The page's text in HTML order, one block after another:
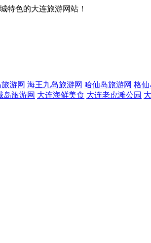
特色的大连旅游网站！
游网 海王九岛旅游网 哈仙岛旅游网 格仙
岛旅游网 大连海鲜美食 大连老虎滩公园